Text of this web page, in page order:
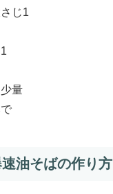
じ1
量
油そばの作り方